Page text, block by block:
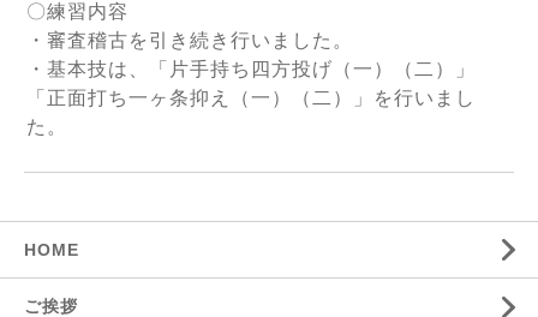
〇練習内容
・審査稽古を引き続き行いました。
・基本技は、「片手持ち四方投げ（一）（二）」
「正面打ち一ヶ条抑え（一）（二）」を行いまし
た。
HOME
ご挨拶